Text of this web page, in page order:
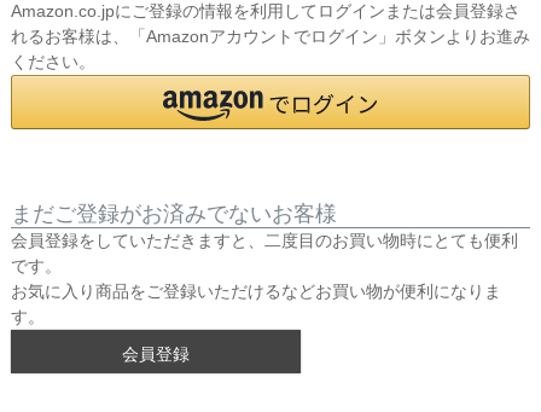
Amazon.co.jpにご登録の情報を利用してログインまたは会員登録さ
れるお客様は、「Amazonアカウントでログイン」ボタンよりお進み
ください。
まだご登録がお済みでないお客様
会員登録をしていただきますと、二度目のお買い物時にとても便利
です。
お気に入り商品をご登録いただけるなどお買い物が便利になりま
す。
会員登録